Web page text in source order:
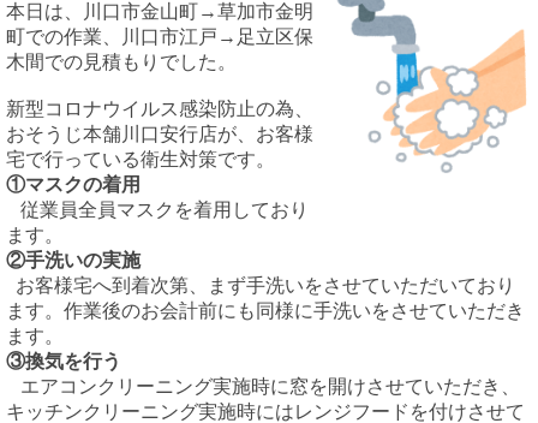
本日は、川口市金山町→草加市金明
町での作業、川口市江戸 → 足立区保
木間での見積もりでした。
新型コロナウイルス感染防止の為、
おそうじ本舗川口安行店が、お客様
宅で行っている衛生対策です。
①マスクの着用
従業員全員マスクを着用しており
ます。
②手洗いの実施
お客様宅へ到着次第、まず手洗いをさせていただいており
ます。作業後のお会計前にも同様に手洗いをさせていただき
ます。
③換気を行う
エアコンクリーニング実施時に窓を開けさせていただき、
キッチンクリーニング実施時にはレンジフードを付けさせて